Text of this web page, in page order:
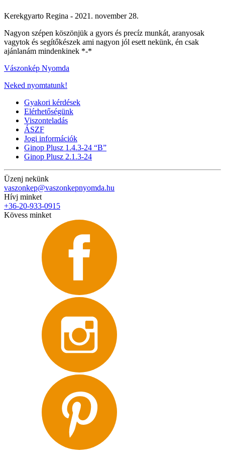
Kerekgyarto Regina - 2021. november 28.
Nagyon szépen köszönjük a gyors és precíz munkát, aranyosak
vagytok és segítőkészek ami nagyon jól esett nekünk, én csak
ajánlanám mindenkinek *-*
Vászonkép Nyomda
Neked nyomtatunk!
Gyakori kérdések
Elérhetőségünk
Viszonteladás
ÁSZF
Jogi információk
Ginop Plusz 1.4.3-24 “B”
Ginop Plusz 2.1.3-24
Üzenj nekünk
vaszonkep@vaszonkepnyomda.hu
Hívj minket
+36-20-933-0915
Kövess minket